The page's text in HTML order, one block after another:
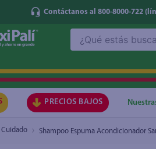
Contáctanos al 800-8000-722
PRECIOS BAJOS
Cuidado Shampoo Espuma Acondicionador
Espuma Acondicionador Sandia -
1.
2.